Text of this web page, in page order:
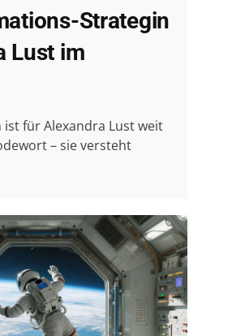
Strategin
Lust im
für Alexandra Lust weit
– sie versteht